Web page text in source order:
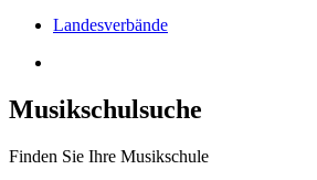
Landesverbände
Musikschulsuche
Finden Sie Ihre Musikschule